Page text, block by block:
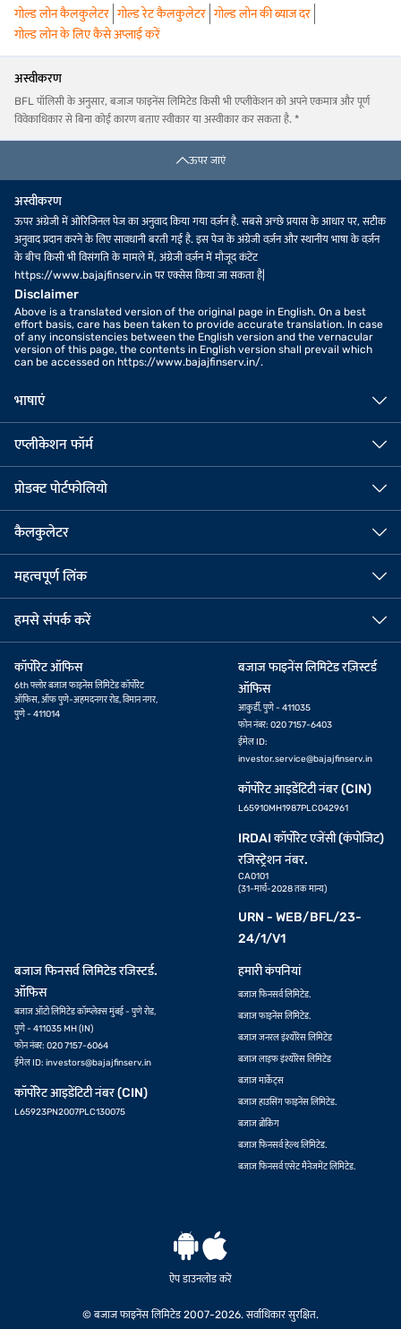
गोल्ड लोन कैलकुलेटर गोल्ड रेट कैलकुलेटर गोल्ड लोन की ब्याज दर
गोल्ड लोन के लिए कैसे अप्लाई करें
अस्वीकरण
BFL पॉलिसी के अनुसार, बजाज फाइनेंस लिमिटेड किसी भी एप्लीकेशन को अपने एकमात्र और पूर्ण
विवेकाधिकार से बिना कोई कारण बताए स्वीकार या अस्वीकार कर सकता है. *
ऊपर जाएं
अस्वीकरण
ऊपर अंग्रेजी में ओरिजिनल पेज का अनुवाद किया गया वर्ज़न है. सबसे अच्छे प्रयास के आधार पर, सटीक
अनुवाद प्रदान करने के लिए सावधानी बरती गई है. इस पेज के अंग्रेजी वर्ज़न और स्थानीय भाषा के वर्ज़न
के बीच किसी भी विसंगति के मामले में, अंग्रेजी वर्ज़न में मौजूद कंटेंट
https://www.bajajfinserv.in पर एक्सेस किया जा सकता है|
Disclaimer
Above is a translated version of the original page in English. On a best
effort basis, care has been taken to provide accurate translation. In case
of any inconsistencies between the English version and the vernacular
version of this page, the contents in English version shall prevail which
can be accessed on https://www.bajajfinserv.in/.
भाषाएं
एप्लीकेशन फॉर्म
प्रोडक्ट पोर्टफोलियो
कैलकुलेटर
महत्वपूर्ण लिंक
हमसे संपर्क करें
कॉर्पोरेट ऑफिस
6th फ्लोर बजाज फाइनेंस लिमिटेड कॉर्पोरेट
ऑफिस, ऑफ पुणे-अहमदनगर रोड, विमान नगर,
पुणे - 411014
बजाज फाइनेंस लिमिटेड रज़िस्टर्ड
ऑफिस
आकुर्डी, पुणे - 411035
फोन नंबर: 020 7157-6403
ईमेल ID:
investor.service@bajajfinserv.in
कॉर्पोरेट आइडेंटिटी नंबर (CIN)
L65910MH1987PLC042961
IRDAI कॉर्पोरेट एजेंसी (कंपोजिट)
रजिस्ट्रेशन नंबर.
CA0101
(31-मार्च-2028 तक मान्य)
URN - WEB/BFL/23-
24/1/V1
बजाज फिनसर्व लिमिटेड रजिस्टर्ड.
ऑफिस
बजाज ऑटो लिमिटेड कॉम्प्लेक्स मुंबई - पुणे रोड,
पुणे - 411035 MH (IN)
फोन नंबर: 020 7157-6064
ईमेल ID: investors@bajajfinserv.in
कॉर्पोरेट आइडेंटिटी नंबर (CIN)
L65923PN2007PLC130075
हमारी कंपनियां
बजाज फिनसर्व लिमिटेड.
बजाज फाइनेंस लिमिटेड.
बजाज जनरल इंश्योरेंस लिमिटेड
बजाज लाइफ इंश्योरेंस लिमिटेड
बजाज मार्केट्स
बजाज हाउसिंग फाइनेंस लिमिटेड.
बजाज ब्रोकिंग
बजाज फिनसर्व हेल्थ लिमिटेड.
बजाज फिनसर्व एसेट मैनेजमेंट लिमिटेड.
ऐप डाउनलोड करें
© बजाज फाइनेंस लिमिटेड 2007-2026. सर्वाधिकार सुरक्षित.